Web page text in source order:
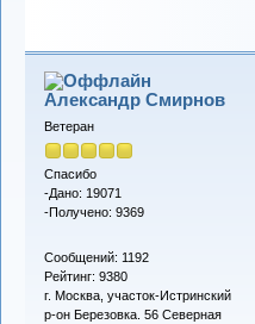
Александр Смирнов
Ветеран
Спасибо
-Дано: 19071
-Получено: 9369
Сообщений: 1192
Рейтинг: 9380
г. Москва, участок-Истринский
р-он Березовка. 56 Северная